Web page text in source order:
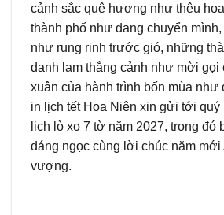
cảnh sắc quê hương như thêu
thành phố như đang chuyển
như rung rinh trước gió, những
danh lam thắng cảnh như mời gọi
xuân của hành trình bốn mùa như
in lịch tết Hoa Niên xin gửi tới
lịch lò xo 7 tờ năm 2027, trong đó
dáng ngọc cùng lời chúc năm mới
vượng.